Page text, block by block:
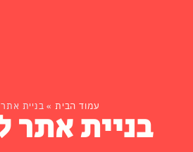
עמוד הבית» בניית אתר
בניית אתר